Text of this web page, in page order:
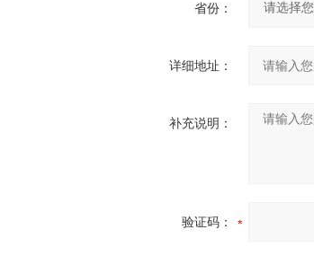
省份：
详细地址：
补充说明：
验证码：